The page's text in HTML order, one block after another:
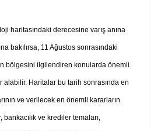
haritasındaki derecesine varış anına
bakılırsa, 11 Ağustos sonrasındaki
bölgesini ilgilendiren konularda önemli
alabilir. Haritalar bu tarih sonrasında en
ve verilecek en önemli kararların
bankacılık ve krediler temaları,